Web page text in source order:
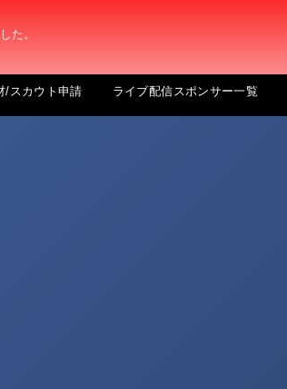
た。
/スカウト申請 ライブ配信スポンサー一覧